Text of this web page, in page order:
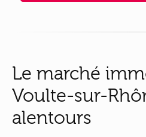
Le marché
Voulte-sur-
alentours